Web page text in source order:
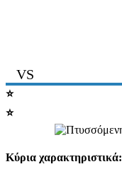
VS
⭐
⭐
Κύρια χαρακτηριστικά: